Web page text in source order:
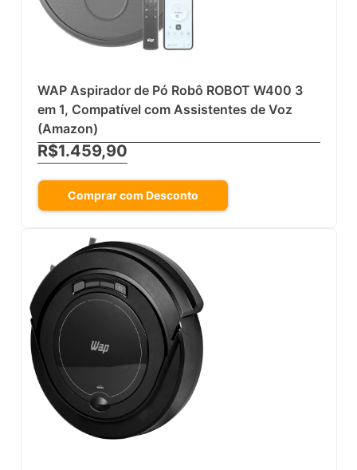
WAP Aspirador de Pó Robô ROBOT W400 3
em 1, Compatível com Assistentes de Voz
(Amazon)
R$1.459,90
Comprar com Desconto